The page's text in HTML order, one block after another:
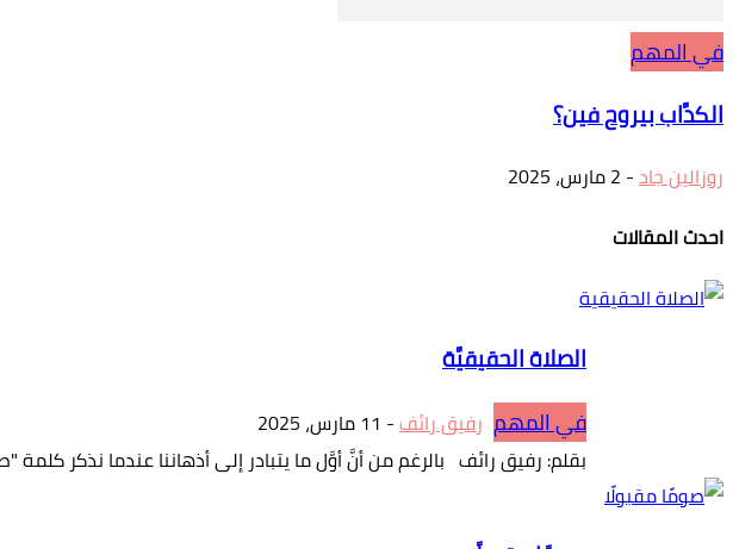
في المهم
الكدَّاب بيروح فين؟
روزالين جاد- 2 مارس، 2025
احدث المقالات
الصلاة الحقيقيَّة
في المهم رفيق رائف- 11 مارس، 2025
بقلم: رفيق رائف بالرغم من أنَّ أوَّل ما يتبادر إلى أذهاننا عندما نذكر